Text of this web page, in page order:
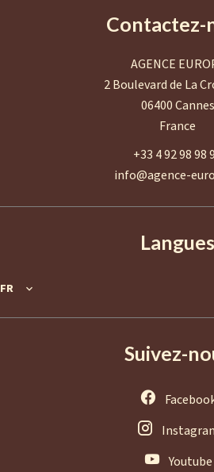
Contactez-
AGENCE
2 Boulevard de La
06400Cannes
France
+33 4 92 98 98
info@agence-
Langues
FR
Suivez-
Youtube